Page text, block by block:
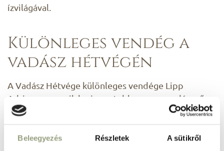
Beleegyezés Részletek A sütikről
ízvilágával.
Különleges vendég a
vadász hétvégén
A Vadász Hétvége különleges vendége Lipp
Adrienn, az egyik legismertebb magyar vadásznő,
akinek szenvedélye és szakértelme lenyűgöző
csupán tapasztalt vadász, hanem a fenntartható